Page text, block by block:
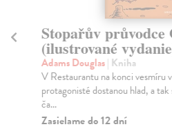
Stopařův průvodce
(ilustrované
Adams Douglas| Kniha
V Restaurantu na konci vesmíru
protagonisté dostanou hlad, a tak
ča...
Zasielame do 12 dní